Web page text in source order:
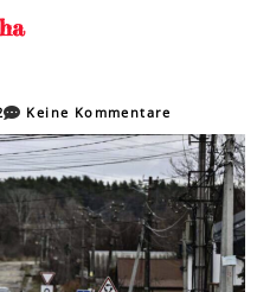
Keine Kommentare